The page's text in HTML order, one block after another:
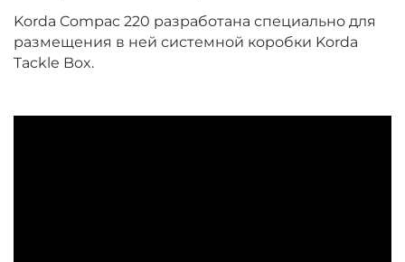
Korda Compac 220 разработана специально для
размещения в ней системной коробки Korda
Tackle Box.